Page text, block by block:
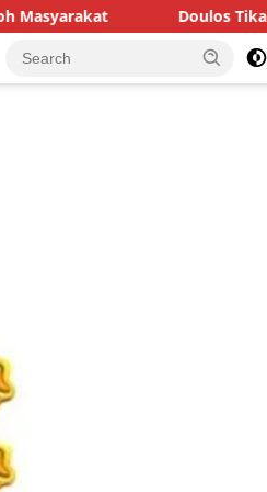
Doulos Tikala FC Matangkan